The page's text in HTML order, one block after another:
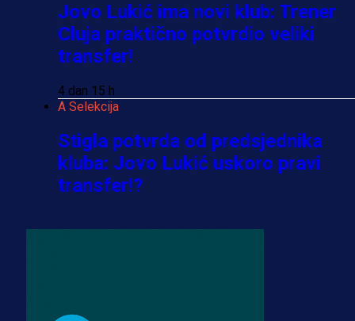
Jovo Lukić ima novi klub: Trener
Cluja praktično potvrdio veliki
transfer!
4 dan 15 h
A Selekcija
Stigla potvrda od predsjednika
kluba: Jovo Lukić uskoro pravi
transfer!?
dres BiH!